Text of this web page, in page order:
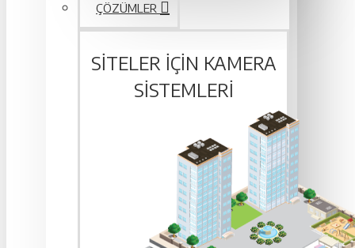
ÇÖZÜMLER
SITELER IÇIN KAMERA
SISTEMLERI